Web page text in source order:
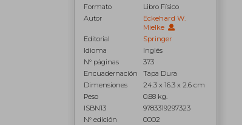
Formato
Libro Físico
Autor
Eckehard W.
Mielke
Editorial
Springer
Idioma
Inglés
N° páginas
373
Encuadernación
Tapa Dura
Dimensiones
24.3 x 16.3 x 2.6 cm
Peso
0.88 kg.
ISBN13
9783319297323
N° edición
0002